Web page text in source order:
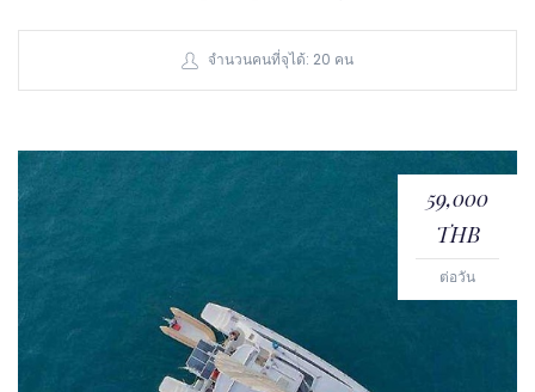
จำนวนคนที่จุได้: 20 คน
59,000
THB
ต่อวัน